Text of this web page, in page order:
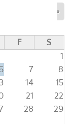
»
F
S
1
7
8
14
15
21
22
28
29